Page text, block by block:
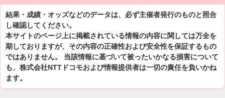
結果・成績・オッズなどのデータは、必ず主催者発行のものと照合
し確認してください。
本サイトのページ上に掲載されている情報の内容に関しては万全を
期しておりますが、その内容の正確性および安全性を保証するもの
ではありません。 当該情報に基づいて被ったいかなる損害について
も、株式会社NTTドコモおよび情報提供者は一切の責任を負いかね
ます。